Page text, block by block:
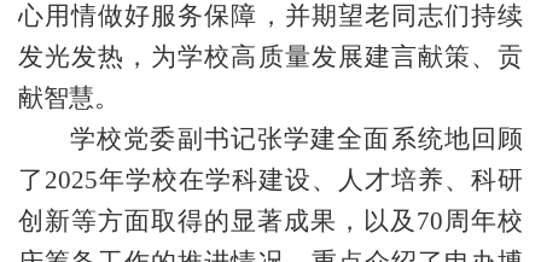
心用情做好服务保障，并期望老同志们持续
发光发热，为学校高质量发展建言献策、贡
献智慧。
学校党委副书记张学建全面系统地回顾
了 2025年学校在学科建设、人才培养、科研
创新等方面取得的显著成果，以及70周年校